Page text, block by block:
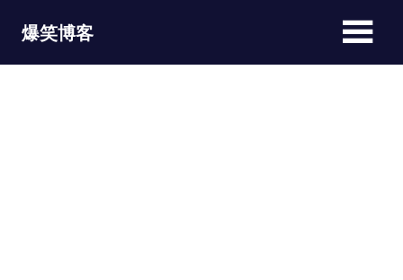
爆笑博客